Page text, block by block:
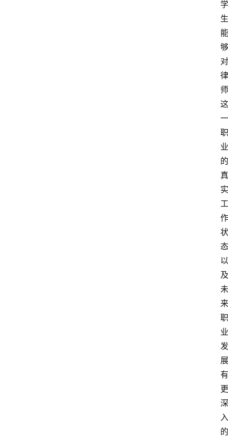
学
生
能
够
对
律
师
这
一
职
业
的
真
实
工
作
状
态
以
及
未
来
职
业
发
展
有
更
深
入
的